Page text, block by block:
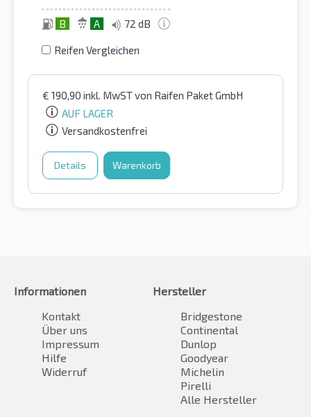
B A 72 dB
Reifen Vergleichen
€ 190,90 inkl. MwSTvon Raifen Paket GmbH
AUF LAGER
Versandkostenfrei
Details Warenkorb
Informationen
Kontakt
Über uns
Impressum
Hilfe
Widerruf
Hersteller
Bridgestone
Continental
Dunlop
Goodyear
Michelin
Pirelli
Alle Hersteller